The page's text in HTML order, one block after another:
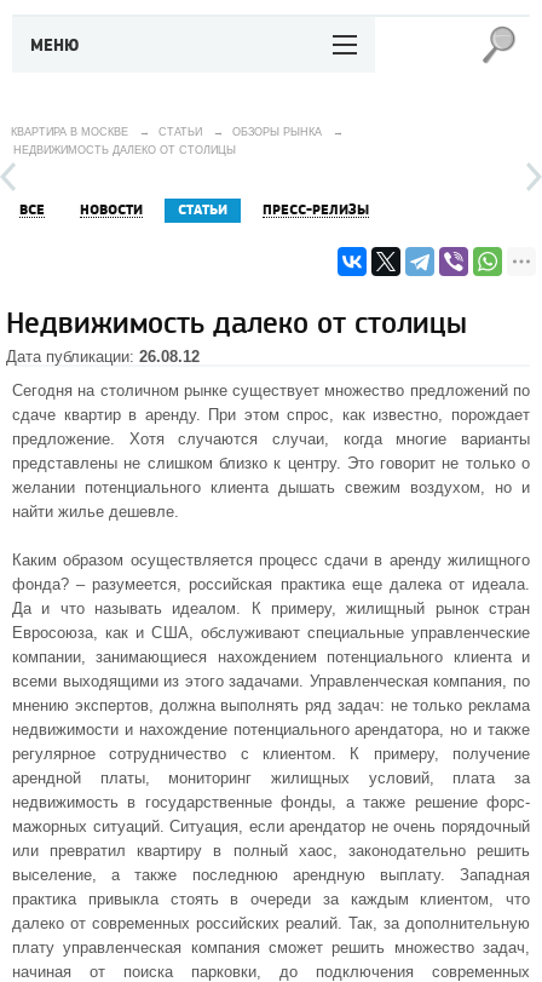
МЕНЮ
КВАРТИРА В МОСКВЕ → СТАТЬИ → ОБЗОРЫ РЫНКА
→
НЕДВИЖИМОСТЬ ДАЛЕКО ОТ СТОЛИЦЫ
ВСЕ НОВОСТИ СТАТЬИ ПРЕСС-РЕЛИЗЫ
Недвижимость далеко от столицы
Дата публикации: 26.08.12
Сегодня на столичном рынке существует множество предложений по
сдаче квартир в аренду. При этом спрос, как известно, порождает
предложение. Хотя случаются случаи, когда многие варианты
представлены не слишком близко к центру. Это говорит не только о
желании потенциального клиента дышать свежим воздухом, но и
найти жилье дешевле.
Каким образом осуществляется процесс сдачи в аренду жилищного
фонда? – разумеется, российская практика еще далека от идеала.
Да и что называть идеалом. К примеру, жилищный рынок стран
Евросоюза, как и США, обслуживают специальные управленческие
компании, занимающиеся нахождением потенциального клиента и
всеми выходящими из этого задачами. Управленческая компания, по
мнению экспертов, должна выполнять ряд задач: не только реклама
недвижимости и нахождение потенциального арендатора, но и также
регулярное сотрудничество с клиентом. К примеру, получение
арендной платы, мониторинг жилищных условий, плата за
недвижимость в государственные фонды, а также решение форс-
мажорных ситуаций. Ситуация, если арендатор не очень порядочный
или превратил квартиру в полный хаос, законодательно решить
выселение, а также последнюю арендную выплату. Западная
практика привыкла стоять в очереди за каждым клиентом, что
далеко от современных российских реалий. Так, за дополнительную
плату управленческая компания сможет решить множество задач,
начиная от поиска парковки, до подключения современных